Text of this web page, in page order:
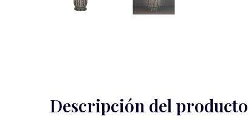
Descripción del producto